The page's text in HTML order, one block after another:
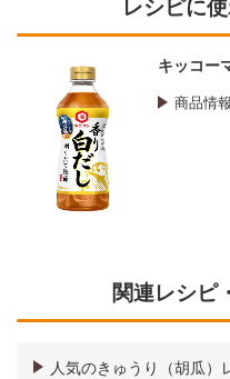
レシピに
キッコー
商品情
関連レシピ
人気のきゅうり（胡瓜）